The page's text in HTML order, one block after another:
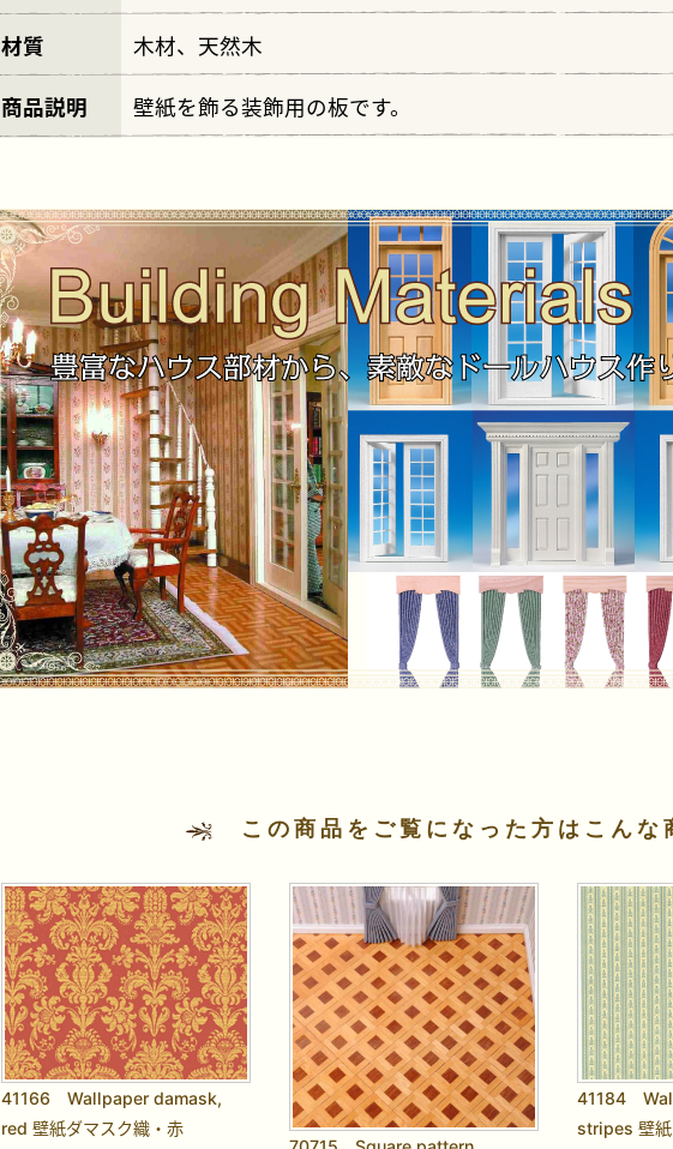
材質 木材、天然木
商品説明 壁紙を飾る装飾用の板です。
この商品をご覧になった方はこんな
41166 Wallpaper damask,
red 壁紙ダマスク織・赤
41184
stripes 壁